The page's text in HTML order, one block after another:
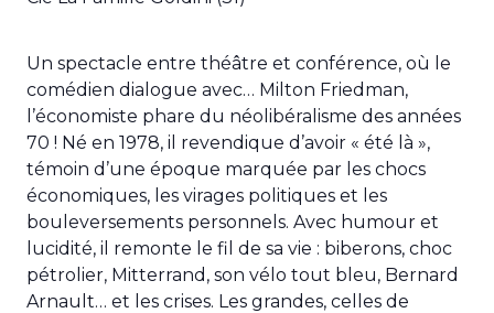
Un spectacle entre théâtre et conférence, où le
comédien dialogue avec… Milton Friedman,
l’économiste phare du néolibéralisme des années
70 ! Né en 1978, il revendique d’avoir « été là »,
témoin d’une époque marquée par les chocs
économiques, les virages politiques et les
bouleversements personnels. Avec humour et
lucidité, il remonte le fil de sa vie : biberons, choc
pétrolier, Mitterrand, son vélo tout bleu, Bernard
Arnault… et les crises. Les grandes, celles de